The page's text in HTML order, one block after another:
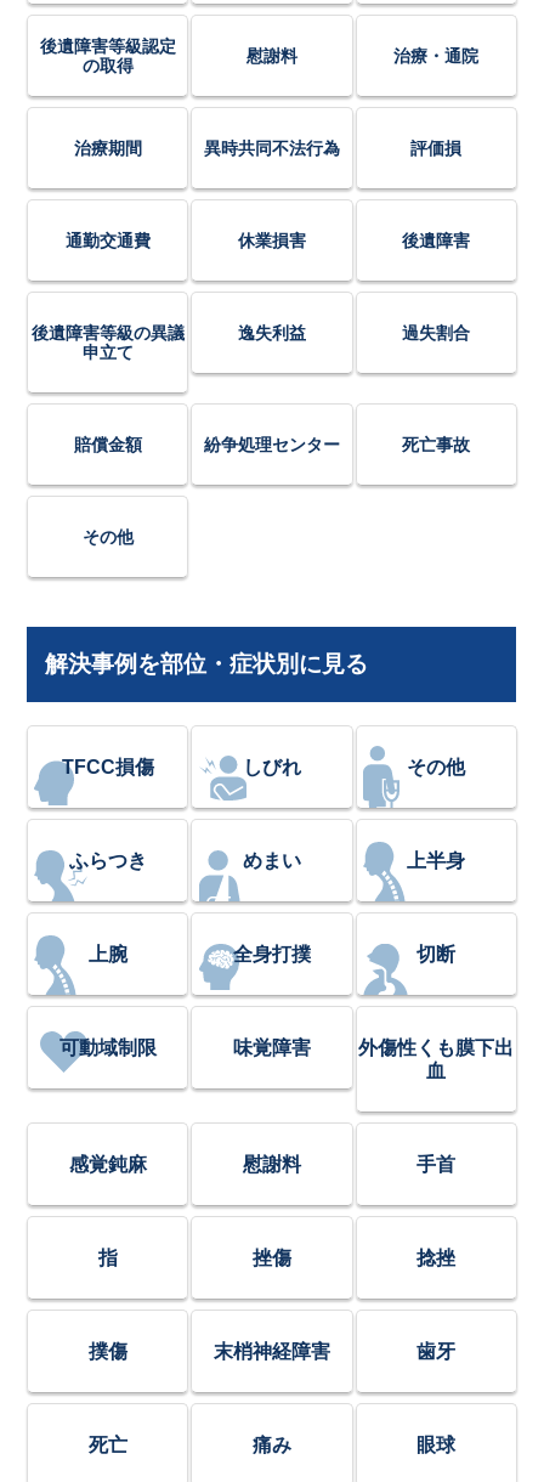
後遺障害等級認定
の取得
慰謝料 治療・通院
治療期間 異時共同不法行為 評価損
通勤交通費 休業損害 後遺障害
後遺障害等級の異議
申立て
逸失利益 過失割合
賠償金額 紛争処理センター 死亡事故
その他
解決事例を部位・症状別に見る
TFCC損傷 しびれ その他
ふらつき めまい 上半身
上腕 全身打撲 切断
可動域制限 味覚障害
外傷性くも膜下出
血
感覚鈍麻 慰謝料 手首
指 挫傷 捻挫
撲傷 末梢神経障害 歯牙
死亡 痛み 眼球